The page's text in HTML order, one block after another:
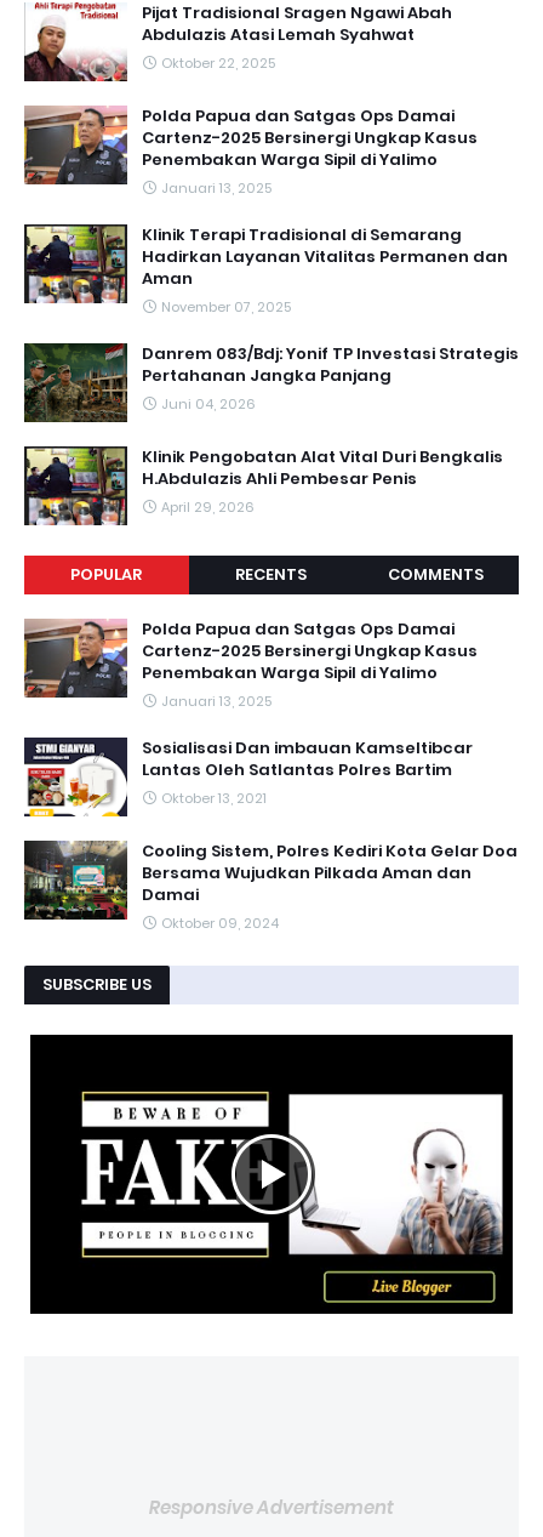
Pijat Tradisional Sragen Ngawi Abah
Abdulazis Atasi Lemah Syahwat
Oktober 22, 2025
Polda Papua dan Satgas Ops Damai
Cartenz-2025 Bersinergi Ungkap Kasus
Penembakan Warga Sipil di Yalimo
Januari 13, 2025
Klinik Terapi Tradisional di Semarang
Hadirkan Layanan Vitalitas Permanen dan
Aman
November 07, 2025
Danrem 083/Bdj: Yonif TP Investasi Strategis
Pertahanan Jangka Panjang
Juni 04, 2026
Klinik Pengobatan Alat Vital Duri Bengkalis
H.Abdulazis Ahli Pembesar Penis
April 29, 2026
POPULAR RECENTS COMMENTS
Polda Papua dan Satgas Ops Damai
Cartenz-2025 Bersinergi Ungkap Kasus
Penembakan Warga Sipil di Yalimo
Januari 13, 2025
Sosialisasi Dan imbauan Kamseltibcar
Lantas Oleh Satlantas Polres Bartim
Oktober 13, 2021
Cooling Sistem, Polres Kediri Kota Gelar Doa
Bersama Wujudkan Pilkada Aman dan
Damai
Oktober 09, 2024
SUBSCRIBE US
Responsive Advertisement